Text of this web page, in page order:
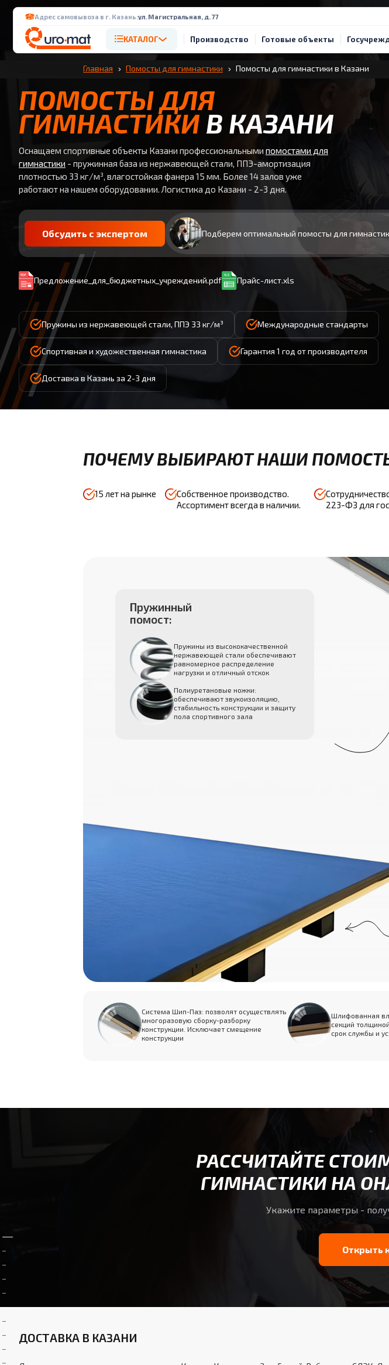
Адрес самовывоза в г. Казань:ул. Магистральная, д. 77
КАТАЛОГ Производство Готовые объекты
Главная Помосты для гимнастики Помосты для гимнастики в Казани
ПОМОСТЫ ДЛЯ
ГИМНАСТИКИ В КАЗАНИ
Оснащаем спортивные объекты Казани профессиональными помостами для
гимнастики - пружинная база из нержавеющей стали, ППЭ-амортизация
плотностью 33 кг/м³, влагостойкая фанера 15 мм. Более 14 залов уже
работают на нашем оборудовании. Логистика до Казани - 2-3 дня.
Обсудить с экспертом Подберем оптимальный помосты для
Предложение_для_бюджетных_учреждений.pdf Прайс-лист.xls
Пружины из нержавеющей стали, ППЭ 33 кг/м³ Международные стандарты
Спортивная и художественная гимнастика Гарантия 1 год от производителя
Доставка в Казань за 2-3 дня
ПОЧЕМУ ВЫБИРАЮТ НАШИ
15 лет на рынке
Собственное производство.
Ассортимент всегда в наличии.
223-ФЗ для
Пружинный
помост:
Пружины из высококачественной
нержавеющей стали обеспечивают
равномерное распределение
нагрузки и отличный отскок
Полиуретановые ножки:
обеспечивают звукоизоляцию,
стабильность конструкции и защиту
пола спортивного зала
Система Шип-Паз: позволят осуществлять
многоразовую сборку-разборку
конструкции. Исключает смещение
конструкции
Шлифованная
секций
срок службы и
РАССЧИТАЙТЕ
ГИМНАСТИКИ НА
Укажите параметры -
Открыть
ДОСТАВКА В КАЗАНИ